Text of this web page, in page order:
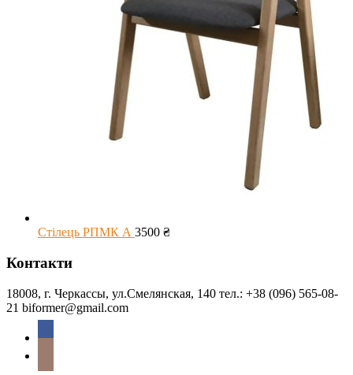
Стілець РПМК А 3500 ₴
Контакти
18008, г. Черкассы, ул.Смелянская, 140 тел.: +38 (096) 565-08-
21 biformer@gmail.com